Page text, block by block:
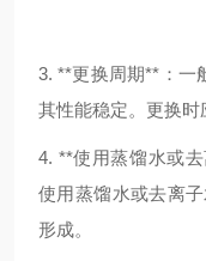
3. **更换周期**：一
其性能稳定。更换时
4. **使用蒸馏水或
使用蒸馏水或去离
形成。